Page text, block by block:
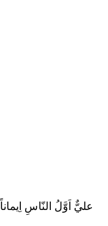
عليٌّ اَوَّلُ النّاسِ اِيماناً